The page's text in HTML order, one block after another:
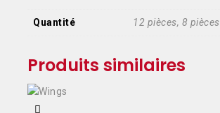
Quantité 12 pièces, 8 pièces
Produits similaires